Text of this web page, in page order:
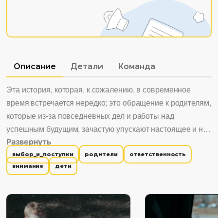
Описание Детали Команда
Эта история, которая, к сожалению, в современное
время встречается нередко; это обращение к родителям,
которые из-за повседневных дел и работы над
успешным будущим, зачастую упускают настоящее и не
знают о том, что происходит в жизни их детей. Мы хотели
напомнить, что семья и дети – самое главное, что у нас
есть и, возможно, именно сейчас они ждут от нас
Развернуть
выбор_и_поступки родители
ответственность
внимание
дети